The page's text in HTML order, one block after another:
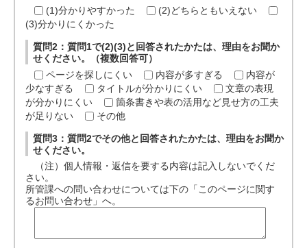
(1)分かりやすかった
(2)どちらともいえない
(3)分かりにくかった
質問2：質問1で(2)(3)と回答されたかたは、理由をお聞か
せください。（複数回答可）
ページを探しにくい
内容が多すぎる
内容が
少なすぎる
タイトルが分かりにくい
文章の表現
が分かりにくい
箇条書きや表の活用など見せ方の工夫
が足りない
その他
質問3：質問2でその他と回答されたかたは、理由をお聞か
せください。
（注）個人情報・返信を要する内容は記入しないでくだ
さい。
所管課への問い合わせについては下の「このページに関す
るお問い合わせ」へ。